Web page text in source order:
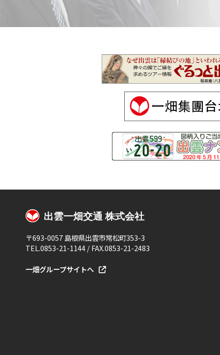
〒693-0057 島根県出雲市常松町353-3
TEL.0853-21-1144 / FAX.0853-21-2483
一畑グループサイトへ